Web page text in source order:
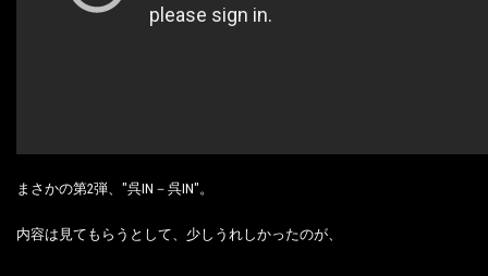
まさかの第2弾、"呉IN－呉IN"。
内容は見てもらうとして、少しうれしかったのが、